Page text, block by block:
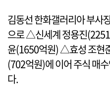
김동선 한화갤러리아 부사
으로 △신세계 정용진
윤(1650억원) △효성 조현
(702억원)에 이어 주식 매
다.